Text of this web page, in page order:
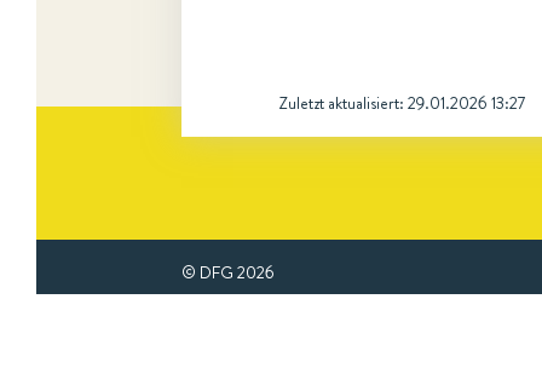
Zuletzt aktualisiert: 29.01.2026 13:27
© DFG 2026